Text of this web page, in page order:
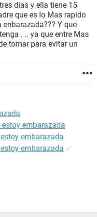
dias y ella tiene 15
que es lo Mas rapido
Y que
. .. ya que entre Mas
tomar para evitar un
embarazada
embarazada
embarazada ✓